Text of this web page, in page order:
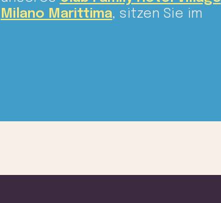
Milano Marittima, sitzen Sie im